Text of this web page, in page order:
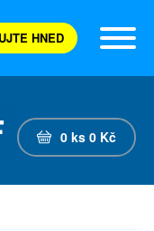
HNED
0 ks 0 Kč